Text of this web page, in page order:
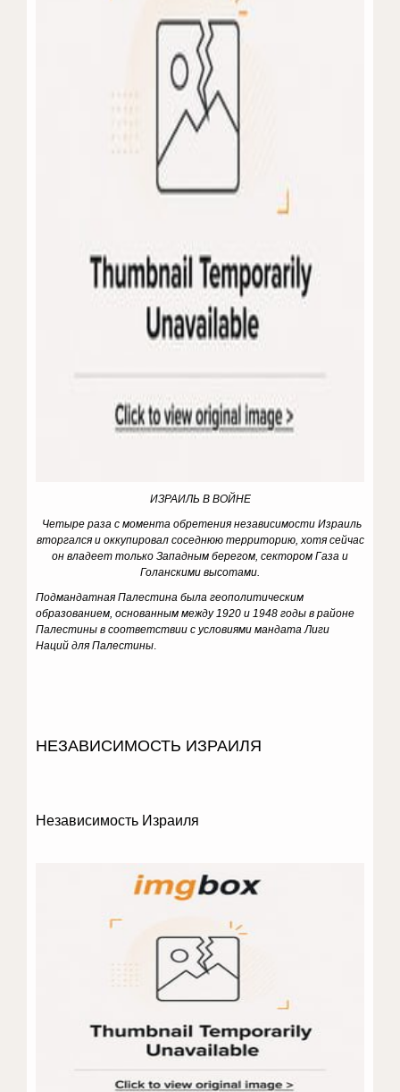
ИЗРАИЛЬ В ВОЙНЕ
Четыре раза с момента обретения независимости Израиль
вторгался и оккупировал соседнюю территорию, хотя сейчас
он владеет только Западным берегом, сектором Газа и
Голанскими высотами.
Подмандатная Палестина была геополитическим
образованием, основанным между 1920 и 1948 годы в районе
Палестины в соответствии с условиями мандата Лиги
Наций для Палестины.
НЕЗАВИСИМОСТЬ ИЗРАИЛЯ
Независимость Израиля